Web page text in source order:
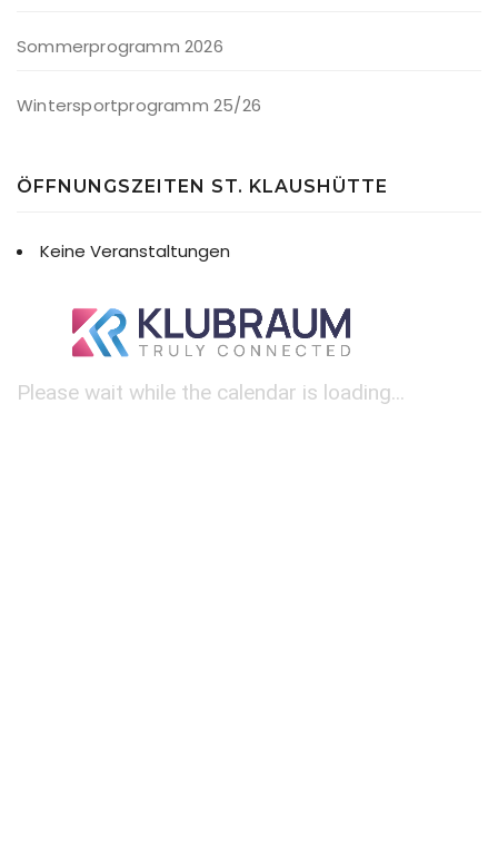
Sommerprogramm 2026
Wintersportprogramm 25/26
ÖFFNUNGSZEITEN ST. KLAUSHÜTTE
Keine Veranstaltungen